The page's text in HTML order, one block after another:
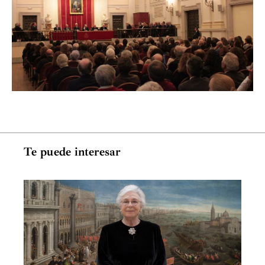
deleite intelectual. Como recientemente ha recordado
el pintor Carlos Savater, para Paco Calvo “el arte no
tenía que ser útil nada más que para iluminar la vida”.
Es verdaderamente ejemplar como Paco, con la
serenidad de los antiguos filósofos estoicos, se enfrentó
a su enfermedad y fallecimiento. La muerte apacible y
de orden mental de Paco. Sin desesperados gestos ni
alardes dramáticos, resistió con serenidad el dolor de
Calvo se despidió de sus allegados y amigos.
La desaparición definitiva de una persona cercana y
allegada a nuestra vida, cuando dicha persona es mucho
más joven que uno, produce un trauma difícil de
sobrellevar. El fallecimiento súbito de un ser amigo deja
Te puede interesar